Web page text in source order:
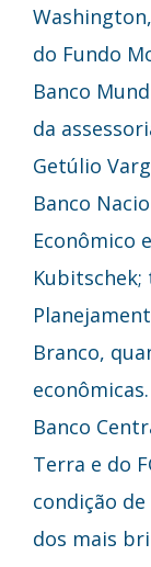
do Fundo
Banco
da
Getúlio
Banco
Econômico
Branco,
Banco
Terra e do
condição
dos mais